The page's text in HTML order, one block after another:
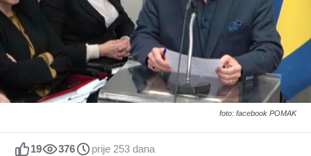
foto: facebook POMAK
19 376 prije 253 dana